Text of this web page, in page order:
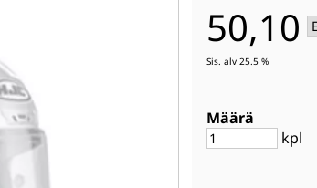
50,10
Sis. alv 25.5 %
Määrä
kpl